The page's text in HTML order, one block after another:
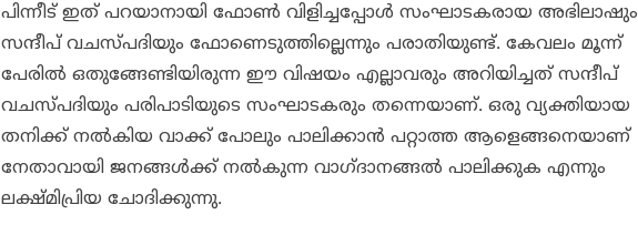
പിന്നീട് ഇത് പറയാനായി ഫോണ്‍ വിളിച്ചപ്പോള്‍ സംഘാടകരായ അഭിലാഷും
സന്ദീപ് വചസ്പദിയും ഫോണെടുത്തില്ലെന്നും പരാതിയുണ്ട്. കേവലം മൂന്ന്
പേരില്‍ ഒതുങ്ങേണ്ടിയിരുന്ന ഈ വിഷയം എല്ലാവരും അറിയിച്ചത് സന്ദീപ്
വചസ്പദിയും പരിപാടിയുടെ സംഘാടകരും തന്നെയാണ്. ഒരു വ്യക്തിയായ
തനിക്ക് നല്‍കിയ വാക്ക് പോലും പാലിക്കാന്‍ പറ്റാത്ത ആളെങ്ങനെയാണ്
നേതാവായി ജനങ്ങള്‍ക്ക് നല്‍കുന്ന വാഗ്ദാനങ്ങല്‍ പാലിക്കുക എന്നും
ലക്ഷ്മിപ്രിയ ചോദിക്കുന്നു.